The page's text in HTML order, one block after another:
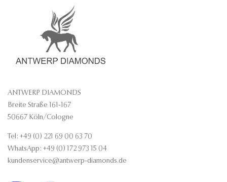
ANTWERP DIAMONDS
Breite Straße 161-167
50667 Köln/Cologne
Tel: +49 (0) 221 69 00 63 70
WhatsApp: +49 (0) 172 973 15 04
kundenservice@antwerp-diamonds.de